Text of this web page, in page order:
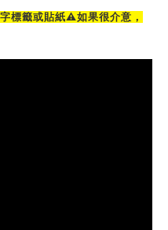
標籤或貼紙⚠️如果很介意，